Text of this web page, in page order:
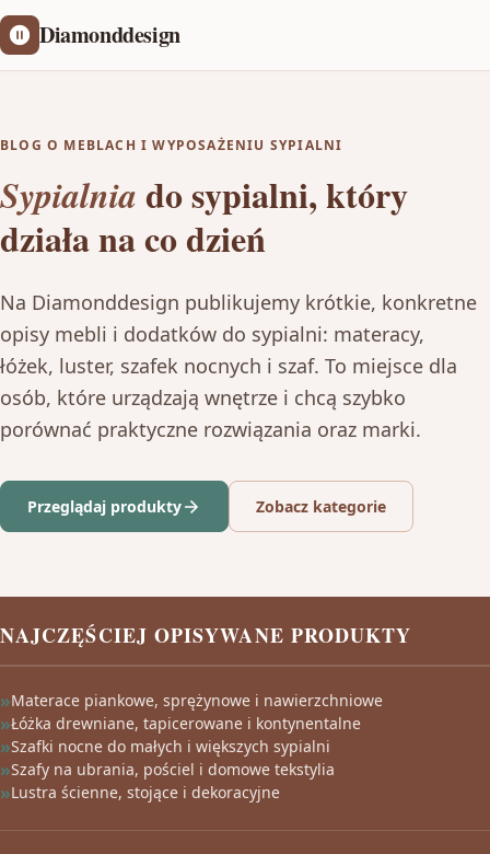
Diamonddesign
BLOG O MEBLACH I WYPOSAŻENIU SYPIALNI
Sypialnia do sypialni, który
działa na co dzień
Na Diamonddesign publikujemy krótkie, konkretne
opisy mebli i dodatków do sypialni: materacy,
łóżek, luster, szafek nocnych i szaf. To miejsce dla
osób, które urządzają wnętrze i chcą szybko
porównać praktyczne rozwiązania oraz marki.
Przeglądaj produkty Zobacz kategorie
NAJCZĘŚCIEJ OPISYWANE PRODUKTY
Materace piankowe, sprężynowe i nawierzchniowe
Łóżka drewniane, tapicerowane i kontynentalne
Szafki nocne do małych i większych sypialni
Szafy na ubrania, pościel i domowe tekstylia
Lustra ścienne, stojące i dekoracyjne